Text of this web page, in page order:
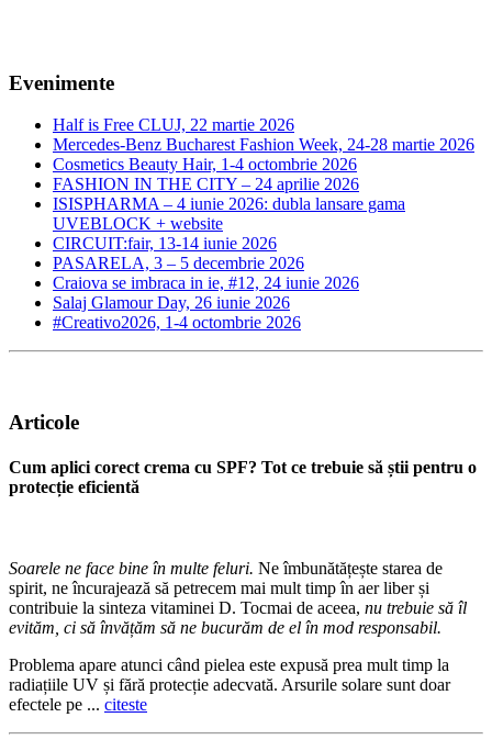
Evenimente
Half is Free CLUJ, 22 martie 2026
Mercedes-Benz Bucharest Fashion Week, 24-28 martie 2026
Cosmetics Beauty Hair, 1-4 octombrie 2026
FASHION IN THE CITY – 24 aprilie 2026
ISISPHARMA – 4 iunie 2026: dubla lansare gama
UVEBLOCK + website
CIRCUIT:fair, 13-14 iunie 2026
PASARELA, 3 – 5 decembrie 2026
Craiova se imbraca in ie, #12, 24 iunie 2026
Salaj Glamour Day, 26 iunie 2026
#Creativo2026, 1-4 octombrie 2026
Articole
Cum aplici corect crema cu SPF? Tot ce trebuie să știi pentru o
protecție eficientă
Soarele ne face bine în multe feluri. Ne îmbunătățește starea de
spirit, ne încurajează să petrecem mai mult timp în aer liber și
contribuie la sinteza vitaminei D. Tocmai de aceea, nu trebuie să îl
evităm, ci să învățăm să ne bucurăm de el în mod responsabil.
Problema apare atunci când pielea este expusă prea mult timp la
radiațiile UV și fără protecție adecvată. Arsurile solare sunt doar
efectele pe ... citeste